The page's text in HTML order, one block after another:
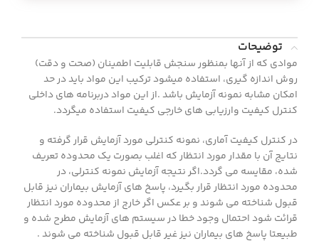
توضیحات
موادی که از آنها بمنظور سنجش قابليت اطمينان (صحت و دقت)
روش اندازه گيری، استفاده ميشود ترکيب اين مواد بايد در حد
امکان مشابه نمونه آزمايش باشد .از اين مواد دربرنامه های داخلی
کنترل کيفيت وارزيابی های خارجی کيفيت استفاده ميگردد.
در کنترل کیفیت آماری، نمونه کنترلی مورد آزمایش قرار گرفته و
نتایج آن با مقدار مورد انتظار که اغلب بصورت یک محدوده تعریف
شده، مقایسه می گردد.اگر نتیجه آزمایش نمونه کنترلی، در
محدوده مورد انتظار قرار بگیرد، پاسخ های آزمایش بیماران نیز قابل
قبول شناخته می شوند و بر عکس اگر خارج از محدوده مورد انتظار
قرائت شود احتمال وجود خطا در سیستم های آزمایش مطرح شده و
طبیعتا پاسخ های بیماران نیز غیر قابل قبول شناخته می شوند .